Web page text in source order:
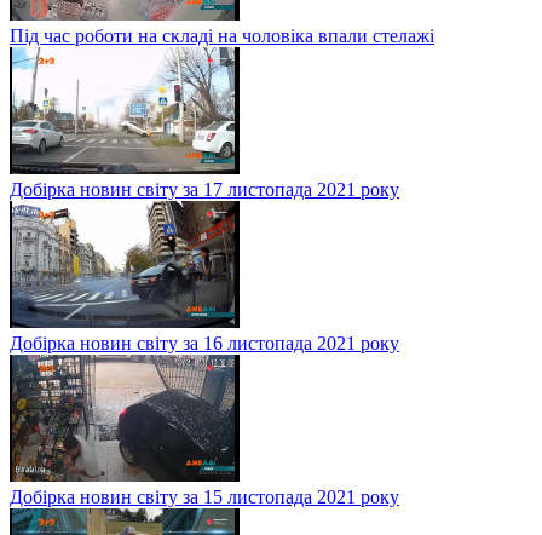
Під час роботи на складі на чоловіка впали стелажі
Добірка новин світу за 17 листопада 2021 року
Добірка новин світу за 16 листопада 2021 року
Добірка новин світу за 15 листопада 2021 року